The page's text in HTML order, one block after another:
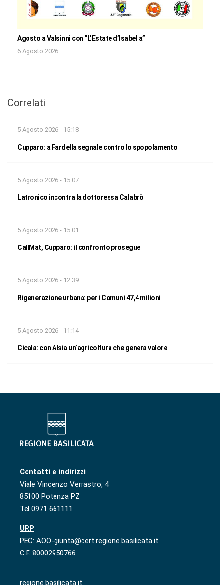
Agosto a Valsinni con “L’Estate d’Isabella”
6 Agosto 2026
Correlati
5 Agosto 2026 - 15:18
Cupparo: a Fardella segnale contro lo spopolamento
5 Agosto 2026 - 15:07
Latronico incontra la dottoressa Calabrò
5 Agosto 2026 - 15:01
CallMat, Cupparo: il confronto prosegue
5 Agosto 2026 - 12:39
Rigenerazione urbana: per i Comuni 47,4 milioni
5 Agosto 2026 - 11:14
Cicala: con Alsia un’agricoltura che genera valore
Contatti e indirizzi
Viale Vincenzo Verrastro, 4
85100 Potenza PZ
Tel 0971 661111
URP
PEC: AOO-giunta@cert.regione.basilicata.it
C.F. 80002950766
regione.basilicata.it